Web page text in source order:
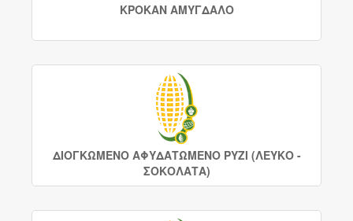
ΚΡΟΚΑΝ ΑΜΥΓΔΑΛΟ
ΔΙΟΓΚΩΜΕΝΟ ΑΦΥΔΑΤΩΜΕΝΟ ΡΥΖΙ (ΛΕΥΚΟ -
ΣΟΚΟΛΑΤΑ)